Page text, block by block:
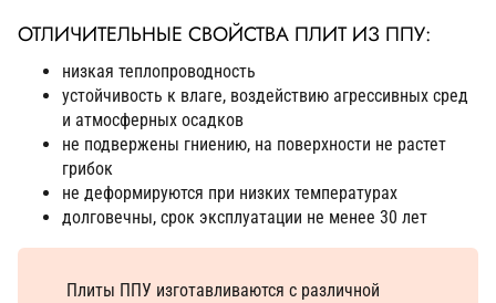
ОТЛИЧИТЕЛЬНЫЕ СВОЙСТВА ПЛИТ ИЗ ППУ:
низкая теплопроводность
устойчивость к влаге, воздействию агрессивных сред
и атмосферных осадков
не подвержены гниению, на поверхности не растет
грибок
не деформируются при низких температурах
долговечны, срок эксплуатации не менее 30 лет
Плиты ППУ изготавливаются с различной